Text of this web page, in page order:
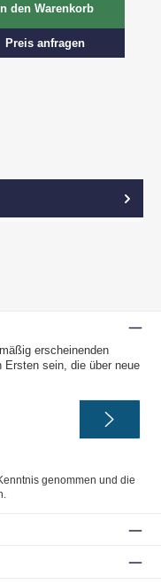
den Warenkorb
Preis anfragen
erscheinenden
Ersten sein, die über neue
genommen und die